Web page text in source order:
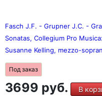
Fasch J.F. - Grupner J.C. -
Sonatas, Collegium Pro
Susanne Kelling, mezzo-
Под заказ
3699 руб. В